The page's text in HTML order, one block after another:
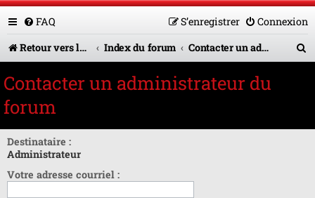
FAQ Connexion
S’enregistrer
Retour vers le site U.A.G.R.
Index du forum Contacter un administrateur du forum
e
Contacter un administrateur du
forum
Destinataire :
Administrateur
Votre adresse courriel :